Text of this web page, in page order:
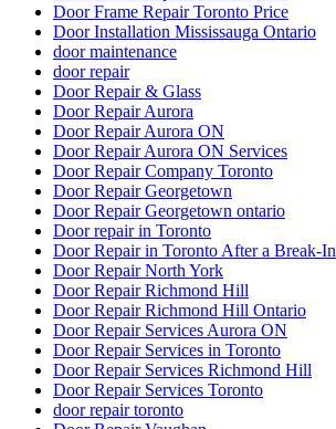
Door Frame Repair Toronto Price
Door Installation Mississauga Ontario
door maintenance
door repair
Door Repair & Glass
Door Repair Aurora
Door Repair Aurora ON
Door Repair Aurora ON Services
Door Repair Company Toronto
Door Repair Georgetown
Door Repair Georgetown ontario
Door repair in Toronto
Door Repair in Toronto After a Break-In
Door Repair North York
Door Repair Richmond Hill
Door Repair Richmond Hill Ontario
Door Repair Services Aurora ON
Door Repair Services in Toronto
Door Repair Services Richmond Hill
Door Repair Services Toronto
door repair toronto